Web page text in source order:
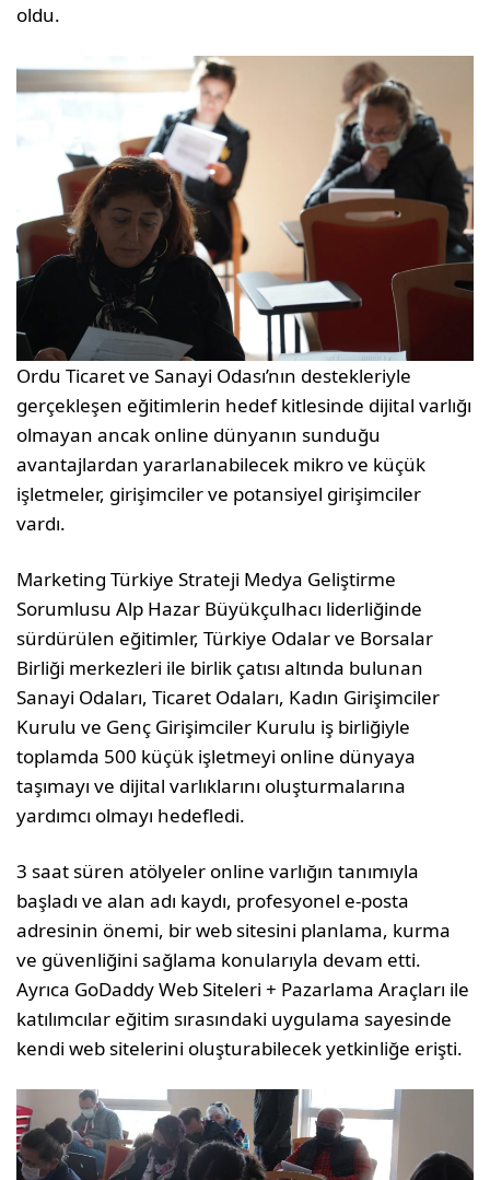
oldu.
Ordu Ticaret ve Sanayi Odası’nın destekleriyle
gerçekleşen eğitimlerin hedef kitlesinde dijital varlığı
olmayan ancak online dünyanın sunduğu
avantajlardan yararlanabilecek mikro ve küçük
işletmeler, girişimciler ve potansiyel girişimciler
vardı.
Marketing Türkiye Strateji Medya Geliştirme
Sorumlusu Alp Hazar Büyükçulhacı liderliğinde
sürdürülen eğitimler, Türkiye Odalar ve Borsalar
Birliği merkezleri ile birlik çatısı altında bulunan
Sanayi Odaları, Ticaret Odaları, Kadın Girişimciler
Kurulu ve Genç Girişimciler Kurulu iş birliğiyle
toplamda 500 küçük işletmeyi online dünyaya
taşımayı ve dijital varlıklarını oluşturmalarına
yardımcı olmayı hedefledi.
3 saat süren atölyeler online varlığın tanımıyla
başladı ve alan adı kaydı, profesyonel e-posta
adresinin önemi, bir web sitesini planlama, kurma
ve güvenliğini sağlama konularıyla devam etti.
Ayrıca GoDaddy Web Siteleri + Pazarlama Araçları ile
katılımcılar eğitim sırasındaki uygulama sayesinde
kendi web sitelerini oluşturabilecek yetkinliğe erişti.